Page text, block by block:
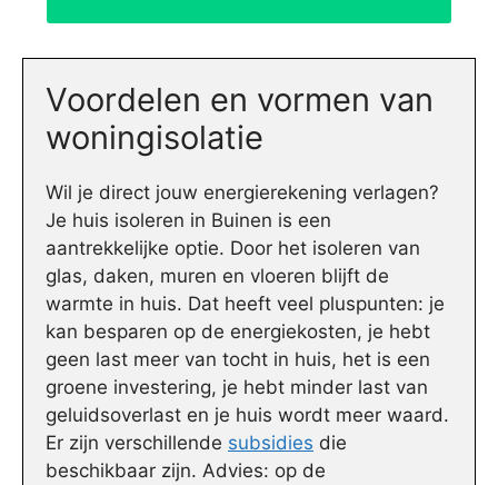
Voordelen en vormen van
woningisolatie
Wil je direct jouw energierekening verlagen?
Je huis isoleren in Buinen is een
aantrekkelijke optie. Door het isoleren van
glas, daken, muren en vloeren blijft de
warmte in huis. Dat heeft veel pluspunten: je
kan besparen op de energiekosten, je hebt
geen last meer van tocht in huis, het is een
groene investering, je hebt minder last van
geluidsoverlast en je huis wordt meer waard.
Er zijn verschillende subsidies die
beschikbaar zijn. Advies: op de